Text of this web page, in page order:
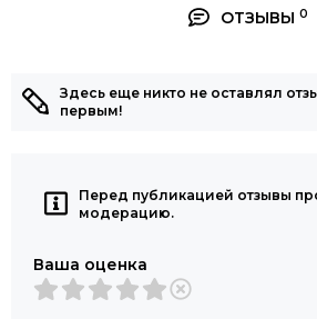
ОТЗЫВЫ 0
Здесь еще никто не оставлял
первым!
Перед публикацией отзывы
модерацию.
Ваша оценка